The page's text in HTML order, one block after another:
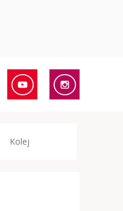
Kolej